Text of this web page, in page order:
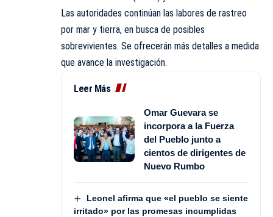
Las autoridades continúan las labores de rastreo
por mar y tierra, en busca de posibles
sobrevivientes. Se ofrecerán más detalles a medida
que avance la investigación.
Leer Más
Omar Guevara se
incorpora a la Fuerza
del Pueblo junto a
cientos de dirigentes de
Nuevo Rumbo
Leonel afirma que «el pueblo se siente
irritado» por las promesas incumplidas